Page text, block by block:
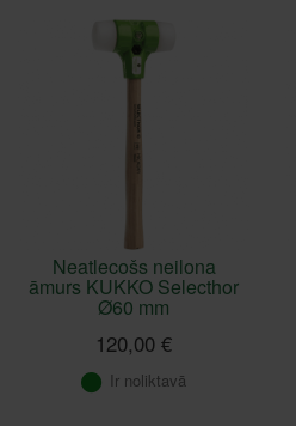
Neatlecošs neilona
āmurs KUKKO Selecthor
Ø60 mm
120,00 €
Ir noliktavā